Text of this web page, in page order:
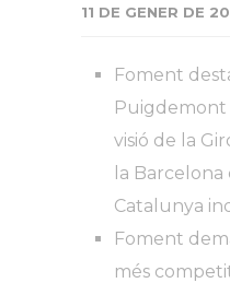
11 DE GENER DE
Foment
Puigdemont
visió de la
la
Catalunya
Foment
més